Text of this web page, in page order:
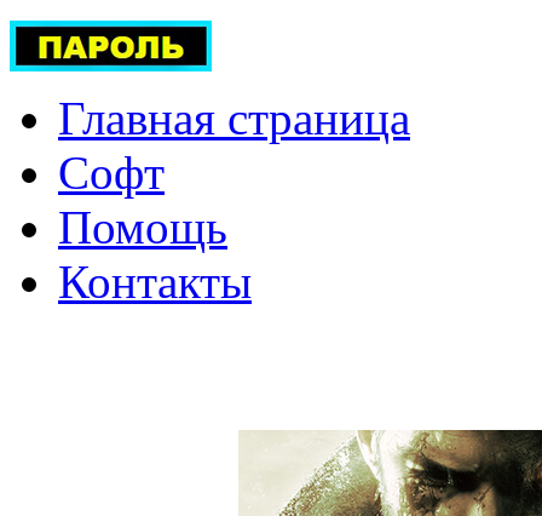
Главная страница
Софт
Помощь
Контакты